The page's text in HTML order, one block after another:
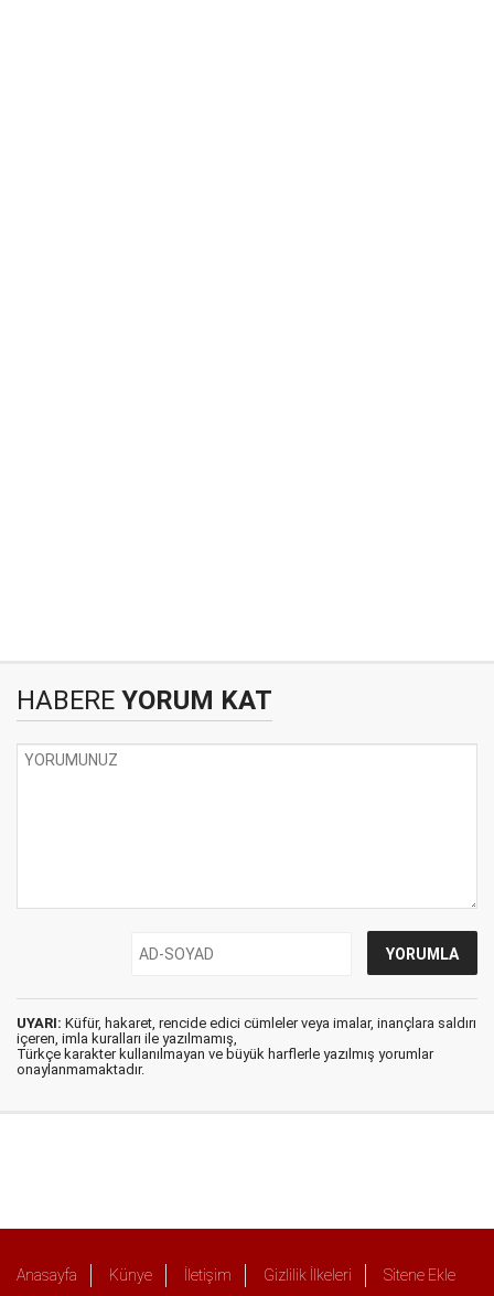
HABERE YORUM KAT
UYARI: Küfür, hakaret, rencide edici cümleler veya imalar, inançlara saldırı
içeren, imla kuralları ile yazılmamış,
Türkçe karakter kullanılmayan ve büyük harflerle yazılmış yorumlar
onaylanmamaktadır.
Anasayfa Künye İletişim Gizlilik İlkeleri Sitene Ekle